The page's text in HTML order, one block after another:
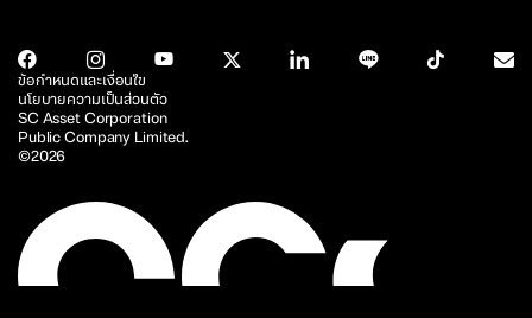
SC Asset Corporation
Public Company Limited.
©2026
ข้อกำหนดและเงื่อนไข
นโยบายความเป็นส่วนตัว